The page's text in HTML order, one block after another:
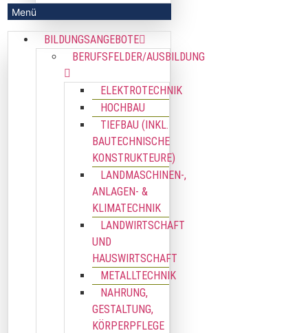
BILDUNGSANGEBOTE
BERUFSFELDER/AUSBILDUNG
ELEKTROTECHNIK
HOCHBAU
TIEFBAU (INKL.
BAUTECHNISCHE
KONSTRUKTEURE)
LANDMASCHINEN-,
ANLAGEN- &
KLIMATECHNIK
LANDWIRTSCHAFT
UND
HAUSWIRTSCHAFT
METALLTECHNIK
NAHRUNG,
GESTALTUNG,
KÖRPERPFLEGE